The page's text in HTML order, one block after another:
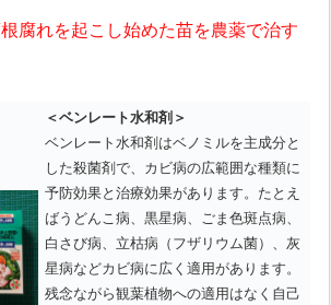
腐れを起こし始めた苗を農薬で治す
＜ベンレート水和剤＞
ベンレート水和剤はベノミルを主成分と
した殺菌剤で、カビ病の広範囲な種類に
予防効果と治療効果があります。たとえ
ばうどんこ病、黒星病、ごま色斑点病、
白さび病、立枯病（フザリウム菌）、灰
星病などカビ病に広く適用があります。
残念ながら観葉植物への適用はなく自己